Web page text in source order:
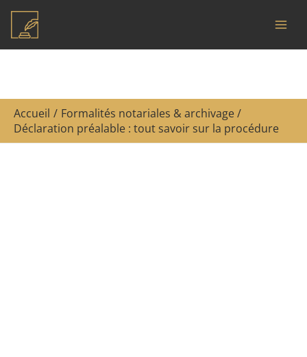
Aller
contenu
Accueil
Formalités notariales & archivage
Déclaration préalable : tout savoir sur la procédure
R
e
c
e
r
c